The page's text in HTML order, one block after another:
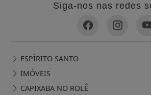
Siga-nos nas redes
ESPÍRITO SANTO
IMÓVEIS
CAPIXABA NO ROLÊ